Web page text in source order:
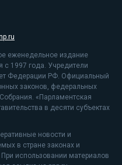
еженедельное издание
с 1997 года. Учредители
Федерации РФ. Официальный
законов, федеральных
«Парламентская
в десяти субъектах
новости и
в стране законах и
использовании материалов